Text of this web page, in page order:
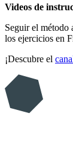
Videos de
Seguir el método
los ejercicios en
¡Descubre el